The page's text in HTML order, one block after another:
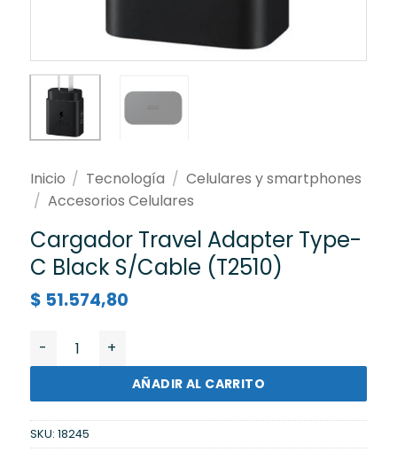
Inicio / Tecnología / Celulares y smartphones
/ Accesorios Celulares
Cargador Travel Adapter Type-
C Black S/Cable (T2510)
$ 51.574,80
Cargador Travel Adapter Type-C Black S/Cable
AÑADIR AL CARRITO
SKU: 18245